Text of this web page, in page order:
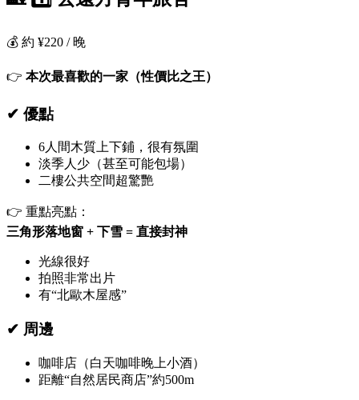
💰 約 ¥220 / 晚
👉 本次最喜歡的一家（性價比之王）
✔ 優點
6人間木質上下鋪，很有氛圍
淡季人少（甚至可能包場）
二樓公共空間超驚艷
👉 重點亮點：
三角形落地窗 + 下雪 = 直接封神
光線很好
拍照非常出片
有“北歐木屋感”
✔ 周邊
咖啡店（白天咖啡晚上小酒）
距離“自然居民商店”約500m